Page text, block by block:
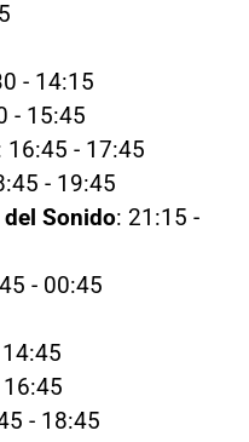
- 14:15
- 15:45
16:45 - 17:45
- 19:45
Sonido: 21:15 -
- 00:45
- 18:45